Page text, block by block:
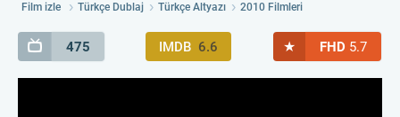
Film izle Türkçe Dublaj Türkçe Altyazı 2010 Filmleri
475 IMDB 6.6 ★ FHD 5.7